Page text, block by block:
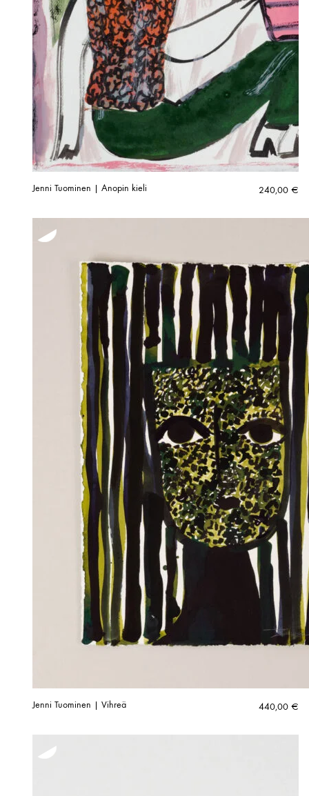
Jenni Tuominen | Anopin kieli 240,00 €
Jenni Tuominen | Vihreä 440,00 €